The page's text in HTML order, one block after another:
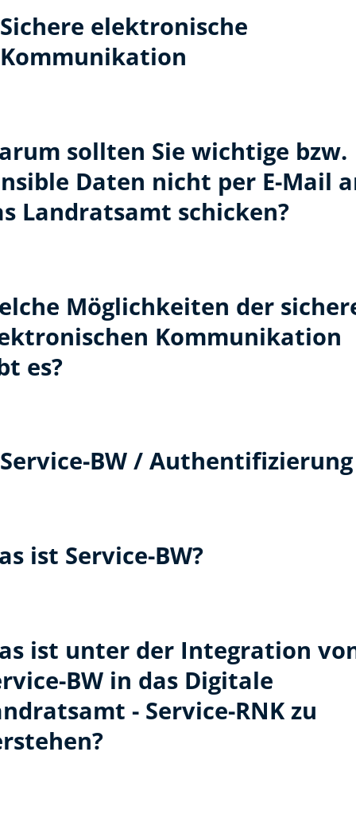
Sichere elektronische
Kommunikation
sollten Sie wichtige bzw.
Daten nicht per E-Mail
Landratsamt schicken?
Möglichkeiten der
Kommunikation
es?
Service-BW / Authentifizierung
ist Service-BW?
ist unter der Integration
BW in das Digitale
- Service-RNK zu